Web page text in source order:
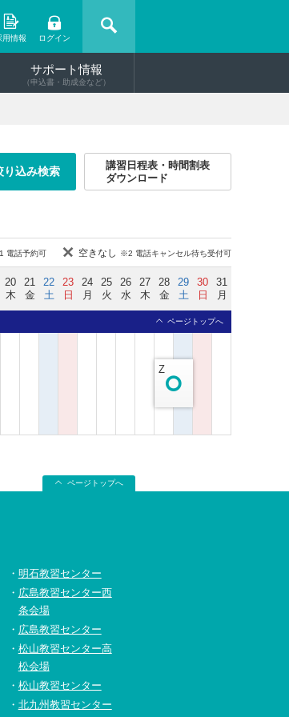
用情報 ログイン
サポート情報
（申込書・助成金など）
り込み検索
講習日程表・時間割表
ダウンロード
電話予約可 空きなし ※2 電話キャンセル待ち受付可
20
木
21
金
22
土
23
日
24
月
25
火
26
水
27
木
28
金
29
土
30
日
31
月
ページトップへ
Z
ページトップへ
明石教習センター
広島教習センター西
条会場
広島教習センター
松山教習センター高
松会場
松山教習センター
北九州教習センター